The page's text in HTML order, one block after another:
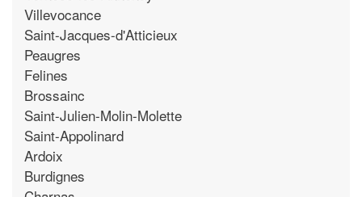
Villevocance
Saint-Jacques-d'Atticieux
Peaugres
Felines
Brossainc
Saint-Julien-Molin-Molette
Saint-Appolinard
Ardoix
Burdignes